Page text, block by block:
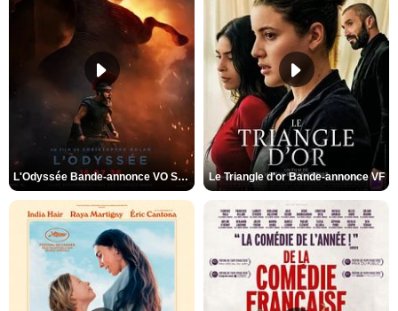
L'Odyssée Bande-annonce VO STFR Le Triangle d'or Bande-annonce VF